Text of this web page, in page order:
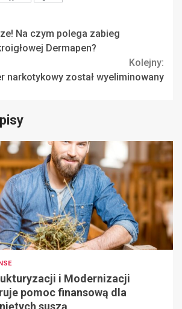
Na czym polega zabieg
Dermapen?
Kolejny:
narkotykowy został wyeliminowany
i Modernizacji
pomoc finansową dla
suszą